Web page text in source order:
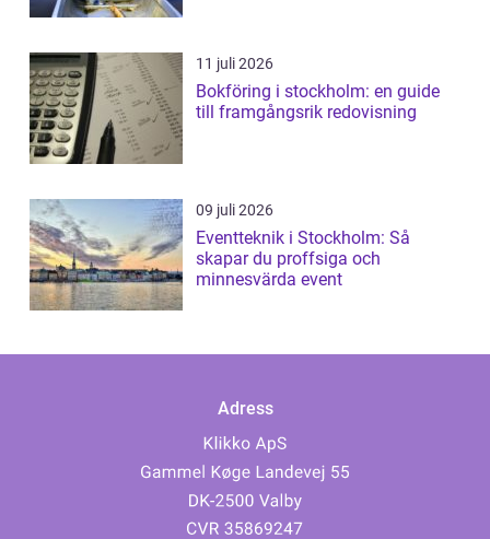
11 juli 2026
Bokföring i stockholm: en guide
till framgångsrik redovisning
09 juli 2026
Eventteknik i Stockholm: Så
skapar du proffsiga och
minnesvärda event
Adress